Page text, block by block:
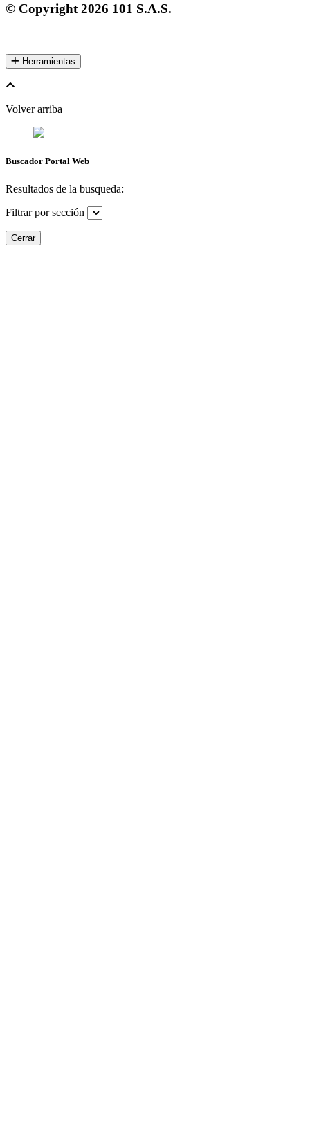
© Copyright 2026 101 S.A.S.
Herramientas
Volver arriba
Buscador Portal Web
Resultados de la busqueda:
Filtrar por sección
Cerrar